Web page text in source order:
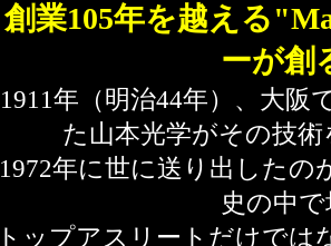
創業105年を越える
ーが創
1911年（明治44年）、大
た山本光学がその技
1972年に世に送り出したの
史の中
トップアスリートだけでは